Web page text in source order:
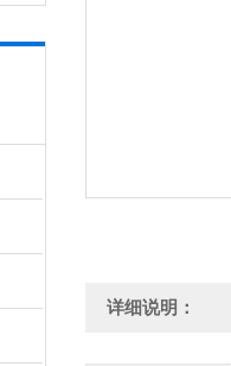
详细说明：